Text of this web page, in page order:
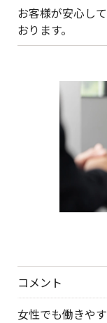
お客様が安心し
おります。
コメント
女性でも働きやす